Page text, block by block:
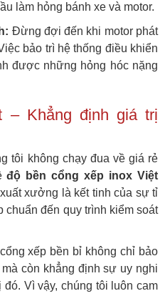
làm hỏng bánh xe và motor.
Đừng đợi đến khi motor phát
bảo trì hệ thống điều khiển
được những hỏng hóc nặng
– Khẳng định giá trị
tôi không chạy đua về giá rẻ
độ bền cổng xếp inox Việt
xưởng là kết tinh của sự tỉ
đến quy trình kiểm soát
xếp bền bỉ không chỉ bảo
còn khẳng định sự uy nghi
Vì vậy, chúng tôi luôn cam